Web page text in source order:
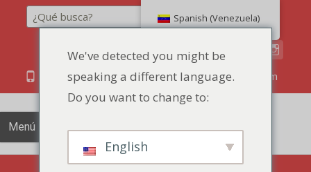
Buscar en
86 134 170 266 43 YettaDon@outlook.com
Menú
Spanish (Venezuela)
We've detected you might be
speaking a different language.
Do you want to change to:
English